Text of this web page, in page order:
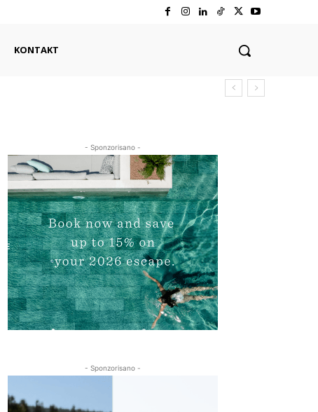
KONTAKT
- Sponzorisano -
- Sponzorisano -